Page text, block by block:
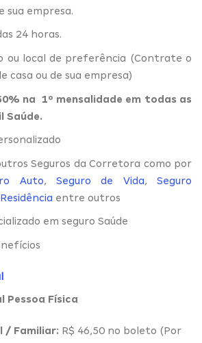
sua empresa.
24 horas.
ou local de preferência (Contrate o
casa ou de sua empresa)
na 1º mensalidade em todas as
Saúde.
Seguros da Corretora como por
Auto, Seguro de Vida,Seguro
entre outros
em seguro Saúde
Pessoa Física
/ Familiar: R$ 46,50 no boleto (Por